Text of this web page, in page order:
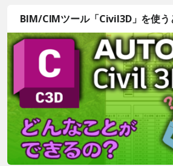
BIM/CIMツール「Civil3D」を使う